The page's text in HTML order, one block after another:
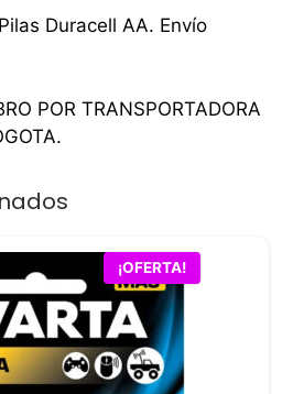
Duracell AA. Envío
POR TRANSPORTADORA
¡OFERTA!